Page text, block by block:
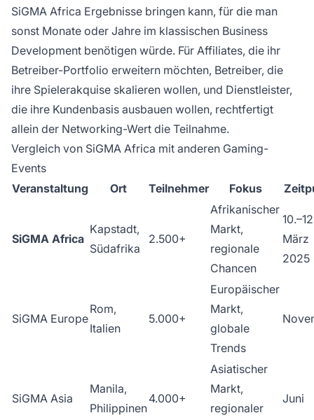
SiGMA Africa Ergebnisse bringen kann, für die man
sonst Monate oder Jahre im klassischen Business
Development benötigen würde. Für Affiliates, die ihr
Betreiber-Portfolio erweitern möchten, Betreiber, die
ihre Spielerakquise skalieren wollen, und Dienstleister,
die ihre Kundenbasis ausbauen wollen, rechtfertigt
allein der Networking-Wert die Teilnahme.
Vergleich von SiGMA Africa mit anderen Gaming-
Events
Veranstaltung
Ort Teilnehmer Fokus
SiGMA Africa
Kapstadt,
Südafrika
2.500+
Afrikanischer
Markt,
regionale
Chancen
März
2025
SiGMA Europe
Rom,
Italien
5.000+
Europäischer
Markt,
globale
Trends
SiGMA Asia
Manila,
Philippinen
4.000+
Asiatischer
Markt,
regionaler
Juni